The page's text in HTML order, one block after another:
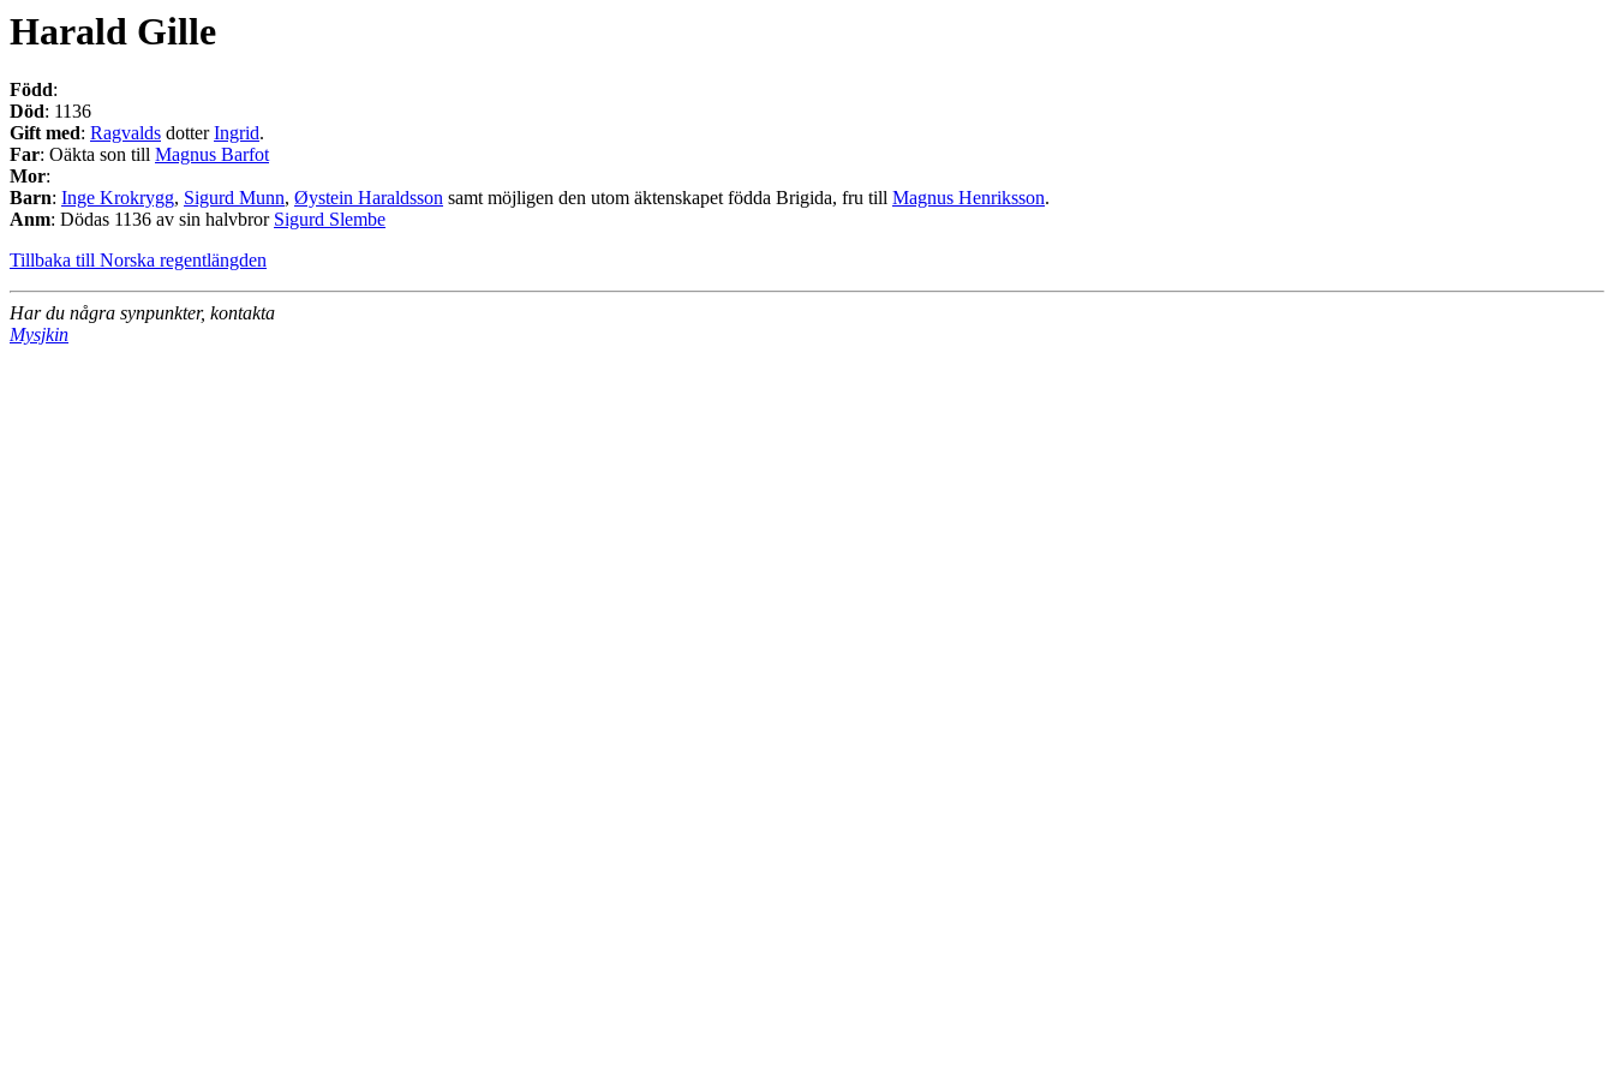
Harald Gille
Född:
Död: 1136
Gift med: Ragvalds dotterIngrid.
Far: Oäkta son till Magnus Barfot
Mor:
Barn: Inge Krokrygg, Sigurd Munn, Øystein Haraldsson samt möjligen den utom äktenskapet födda Brigida, fru till Magnus Henriksson.
Anm: Dödas 1136 av sin halvbror Sigurd Slembe
Tillbaka till Norska regentlängden
Har du några synpunkter, kontakta
Mysjkin